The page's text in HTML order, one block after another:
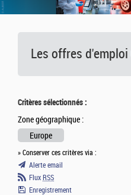
Les offres d'emploi
Critères sélectionnés :
Zone géographique :
Europe
» Conserver ces critères via :
Alerte email
Flux RSS
Enregistrement